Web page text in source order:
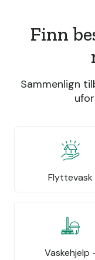
Finn
Sammenlign
Flyttevask
Vaskehjelp